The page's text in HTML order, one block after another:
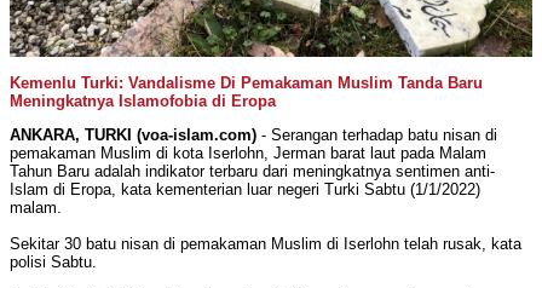
Kemenlu Turki: Vandalisme Di Pemakaman Muslim Tanda Baru
Meningkatnya Islamofobia di Eropa
ANKARA, TURKI (voa-islam.com) - Serangan terhadap batu nisan di
pemakaman Muslim di kota Iserlohn, Jerman barat laut pada Malam
Tahun Baru adalah indikator terbaru dari meningkatnya sentimen anti-
Islam di Eropa, kata kementerian luar negeri Turki Sabtu (1/1/2022)
malam.
Sekitar 30 batu nisan di pemakaman Muslim di Iserlohn telah rusak, kata
polisi Sabtu.